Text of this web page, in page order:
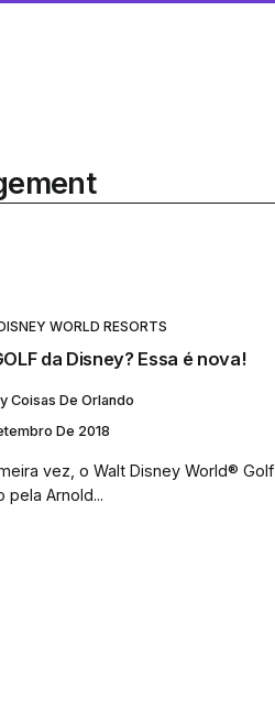
WORLD RESORTS
da Disney? Essa é nova!
Coisas De Orlando
De 2018
vez, o Walt Disney World® Golf
pela Arnold...